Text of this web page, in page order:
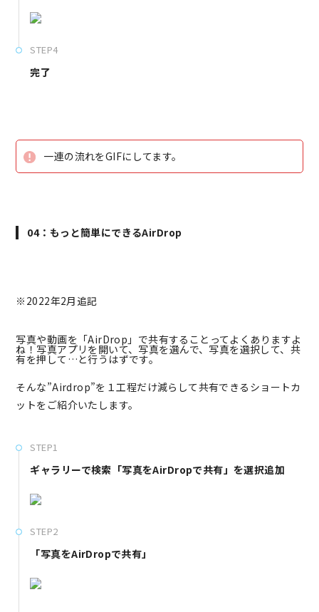
STEP4
完了
一連の流れをGIFにしてます。
04：もっと簡単にできるAirDrop
※2022年2月追記
写真や動画を「AirDrop」で共有することってよくありますよ
ね！写真アプリを開いて、写真を選んで、写真を選択して、共
有を押して…と行うはずです。
そんな”Airdrop”を１工程だけ減らして共有できるショートカ
ットをご紹介いたします。
STEP1
ギャラリーで検索「写真をAirDropで共有」を選択追加
STEP2
「写真をAirDropで共有」